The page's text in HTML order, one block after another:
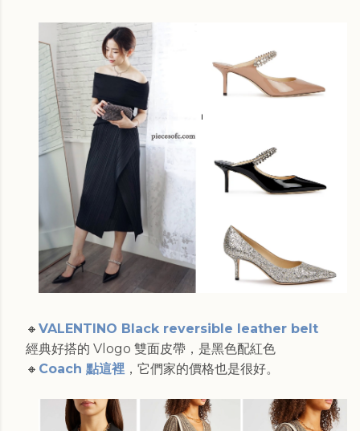
🔸 VALENTINO Black reversible leather belt
經典好搭的 Vlogo 雙面皮帶，是黑色配紅色
🔸 Coach 點這裡 ，它們家的價格也是很好。